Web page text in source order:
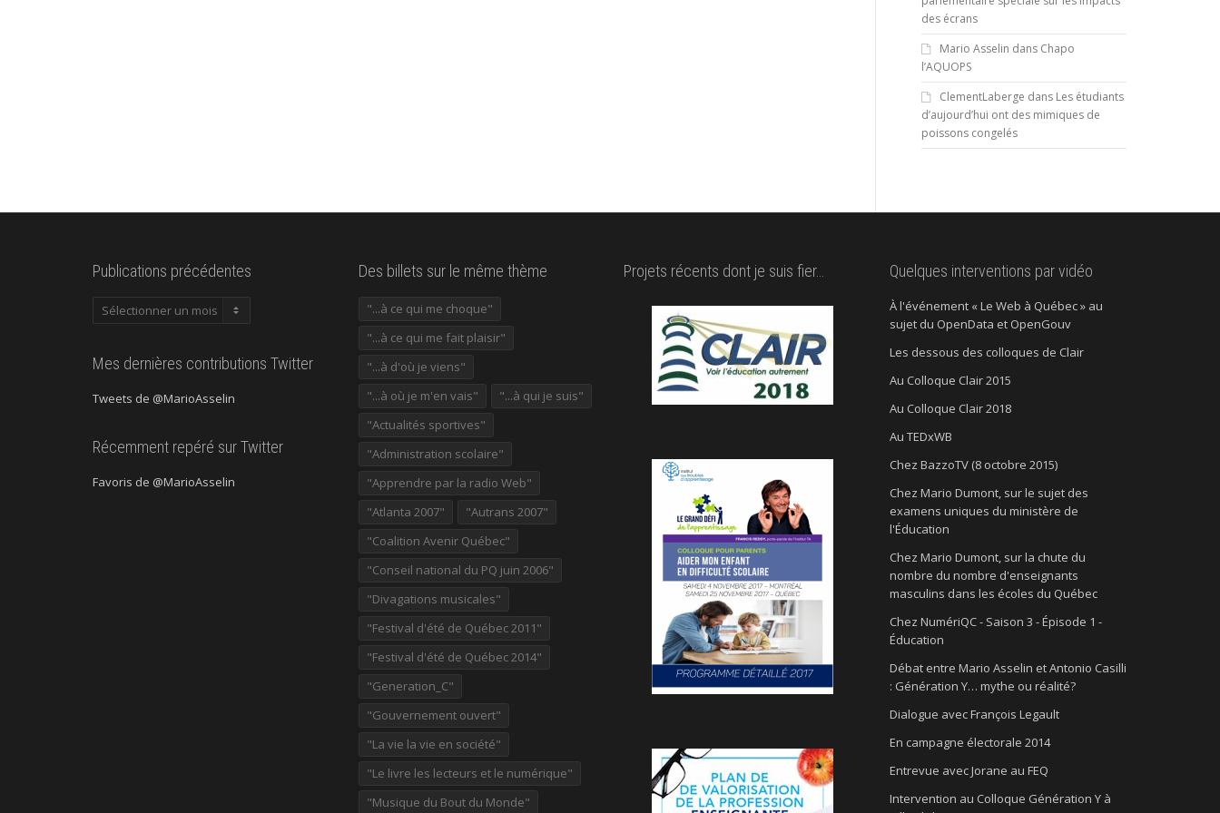
des écrans
Mario Asselin dans Chapo
l’AQUOPS
ClementLaberge dans Les étudiants
d’aujourd’hui ont des mimiques de
poissons congelés
Publications précédentes
Publications
Mes dernières contributions Twitter
Tweets de @MarioAsselin
Récemment repéré sur Twitter
Favoris de @MarioAsselin
Des billets sur le même thème
"...à ce qui me choque"
"...à ce qui me fait plaisir"
"...à d'où je viens"
"...à où je m'en vais"
"...à qui je suis"
"Actualités sportives"
"Administration scolaire"
"Apprendre par la radio Web"
"Atlanta 2007"
"Autrans 2007"
"Coalition Avenir Québec"
"Conseil national du PQ juin 2006"
"Divagations musicales"
"Festival d'été de Québec 2011"
"Festival d'été de Québec 2014"
"Generation_C"
"Gouvernement ouvert"
"La vie la vie en société"
"Le livre les lecteurs et le numérique"
"Musique du Bout du Monde"
Projets récents dont je suis fier… Quelques interventions par vidéo
À l'événement « Le Web à Québec » au
sujet du OpenData et OpenGouv
Les dessous des colloques de Clair
Au Colloque Clair 2015
Au Colloque Clair 2018
Au TEDxWB
Chez BazzoTV (8 octobre 2015)
Chez Mario Dumont, sur le sujet des
examens uniques du ministère de
l'Éducation
Chez Mario Dumont, sur la chute du
nombre du nombre d'enseignants
masculins dans les écoles du Québec
Chez NumériQC - Saison 3 - Épisode 1 -
Éducation
Débat entre Mario Asselin et Antonio Casilli
: Génération Y… mythe ou réalité?
Dialogue avec François Legault
En campagne électorale 2014
Entrevue avec Jorane au FEQ
Intervention au Colloque Génération Y à